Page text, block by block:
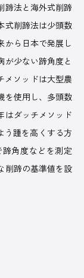
蹄法と海外式削蹄
式削蹄法は少頭数
から日本で発展し
が少ない蹄角度と
メソッドは大型農
を使用し、多頭数
はダッチメソッド
う踵を高くする方
角度などを測定
削蹄の基準値を設